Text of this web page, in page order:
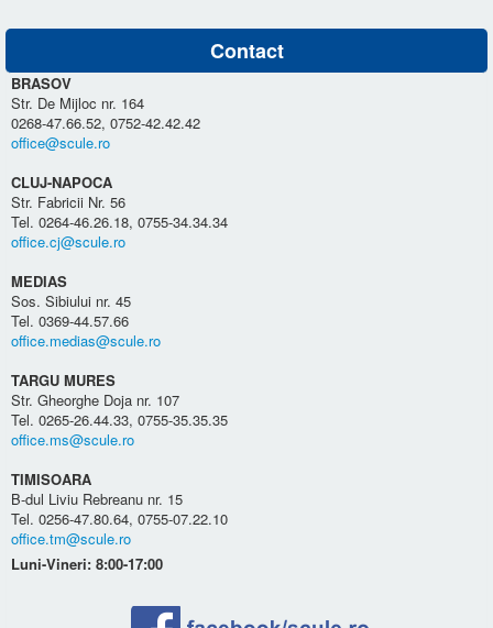
Contact
BRASOV
Str. De Mijloc nr. 164
0268-47.66.52, 0752-42.42.42
office@scule.ro
CLUJ-NAPOCA
Str. Fabricii Nr. 56
Tel. 0264-46.26.18, 0755-34.34.34
office.cj@scule.ro
MEDIAS
Sos. Sibiului nr. 45
Tel. 0369-44.57.66
office.medias@scule.ro
TARGU MURES
Str. Gheorghe Doja nr. 107
Tel. 0265-26.44.33, 0755-35.35.35
office.ms@scule.ro
TIMISOARA
B-dul Liviu Rebreanu nr. 15
Tel. 0256-47.80.64, 0755-07.22.10
office.tm@scule.ro
Luni-Vineri: 8:00-17:00